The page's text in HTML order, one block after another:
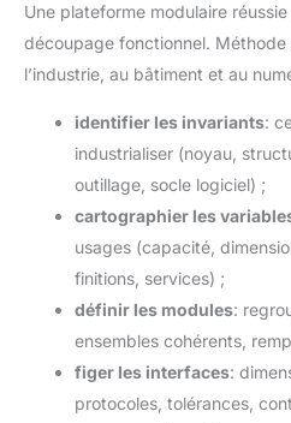
Une plateforme modulaire
découpage fonctionnel. Méthode
l’industrie, au bâtiment et au
identifier les invariants:
industrialiser (noyau,
outillage, socle logiciel) ;
cartographier les
usages (capacité,
finitions, services) ;
définir les modules:
ensembles cohérents,
figer les interfaces:
protocoles, tolérances,